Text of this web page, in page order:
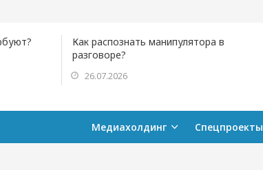
Как распознать манипулятора в
разговоре?
26.07.2026
Медиахолдинг Спецпроекты